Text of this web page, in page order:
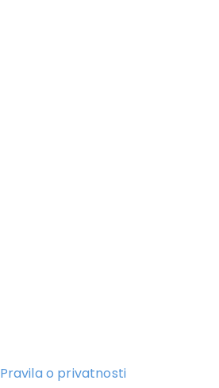
Pravila o privatnosti